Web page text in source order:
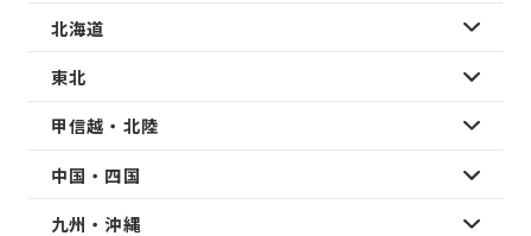
北海道
東北
甲信越・北陸
中国・四国
九州・沖縄